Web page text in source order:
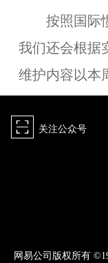
按照国际
我们还会根据
维护内容以本
򰀁 关注公众号
网易公司版权所有